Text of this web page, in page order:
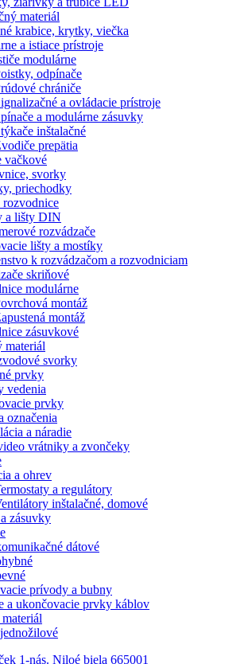
materiál
krabice, krytky, viečka
a istiace prístroje
modulárne
odpínače
chrániče
a ovládacie prístroje
a modulárne zásuvky
inštalačné
prepätia
vačkové
svorky
priechodky
rozvodnice
a lišty DIN
rozvádzače
lišty a mostíky
k rozvádzačom a rozvodniciam
skriňové
modulárne
montáž
montáž
zásuvkové
materiál
svorky
prvky
vedenia
prvky
označenia
a náradie
vrátniky a zvončeky
a ohrev
a regulátory
inštalačné, domové
zásuvky
dátové
prívody a bubny
a ukončovacie prvky káblov